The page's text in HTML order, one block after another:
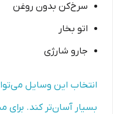
سرخ‌کن بدون روغن
اتو بخار
جارو شارژی
انتخاب این وسایل
بسیار آسان‌تر کند. برای